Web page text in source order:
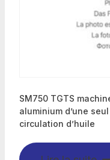
SM750 TGTS
aluminium d’une
circulation d’huile